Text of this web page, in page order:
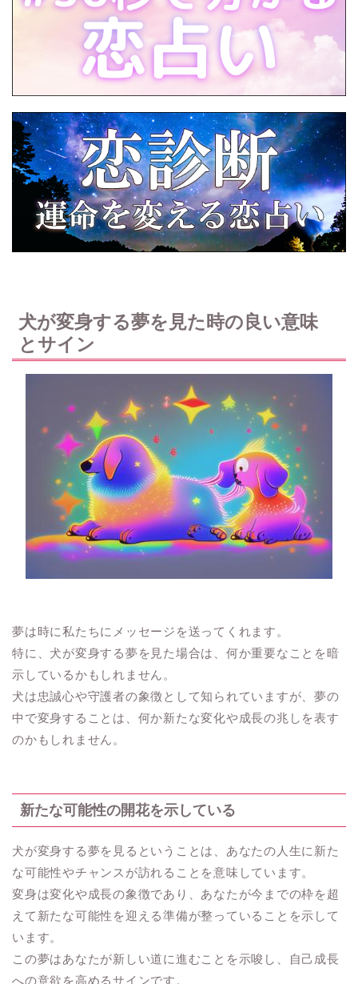
犬が変身する夢を見た時の良い意味
とサイン
夢は時に私たちにメッセージを送ってくれます。
特に、犬が変身する夢を見た場合は、何か重要なことを暗
示しているかもしれません。
犬は忠誠心や守護者の象徴として知られていますが、夢の
中で変身することは、何か新たな変化や成長の兆しを表す
のかもしれません。
新たな可能性の開花を示している
犬が変身する夢を見るということは、あなたの人生に新た
な可能性やチャンスが訪れることを意味しています。
変身は変化や成長の象徴であり、あなたが今までの枠を超
えて新たな可能性を迎える準備が整っていることを示して
います。
この夢はあなたが新しい道に進むことを示唆し、自己成長
への意欲を高めるサインです。